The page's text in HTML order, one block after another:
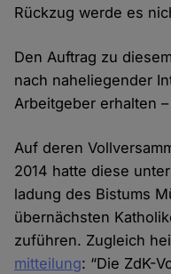
Rück­zug werde es
Den Auftrag zu
nach nahe­liegender
Arbeit­geber erhalten
Auf deren
2014 hatte diese
ladung des Bistums
übernächsten
zuführen. Zugleich
mitteilung: “Die ZdK-